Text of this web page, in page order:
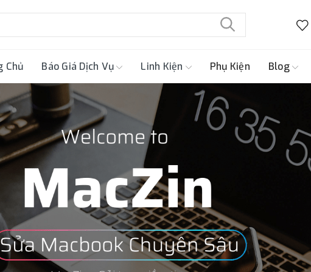
Chủ Báo Giá Dịch Vụ Linh Kiện Phụ Kiện Blog